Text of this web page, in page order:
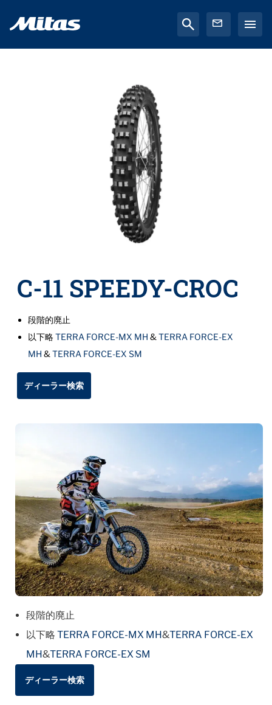
C-11 SPEEDY-CROC
段階的廃止
以下略TERRA FORCE-MX MH & TERRA FORCE-EX
MH & TERRA FORCE-EX SM
ディーラー検索
段階的廃止
以下略 TERRA FORCE-MX MH&TERRA FORCE-EX
MH&TERRA FORCE-EX SM
ディーラー検索